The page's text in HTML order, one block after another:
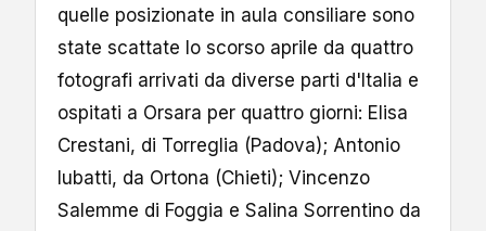
quelle posizionate in aula consiliare sono
state scattate lo scorso aprile da quattro
fotografi arrivati da diverse parti d'Italia e
ospitati a Orsara per quattro giorni: Elisa
Crestani, di Torreglia (Padova); Antonio
Iubatti, da Ortona (Chieti); Vincenzo
Salemme di Foggia e Salina Sorrentino da